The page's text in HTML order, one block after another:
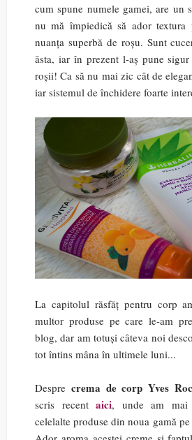
cum spune numele gamei, are un
nu mă împiedică să ador textura
nuanța superbă de roșu. Sunt
ăsta, iar în prezent l-aș pune
roșii! Ca să nu mai zic cât de
iar sistemul de închidere foarte
La capitolul răsfăț pentru corp
multor produse pe care le-am
blog, dar am totuși câteva noi
tot întins mâna în ultimele luni...
Despre crema de corp Yves
scris recent aici, unde am mai
celelalte produse din noua gamă